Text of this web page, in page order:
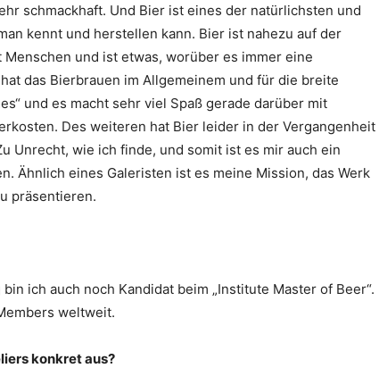
schmackhaft. Und Bier ist eines der natürlichsten und
kennt und herstellen kann. Bier ist nahezu auf der
und ist etwas, worüber es immer eine
das Bierbrauen im Allgemeinem und für die breite
und es macht sehr viel Spaß gerade darüber mit
Des weiteren hat Bier leider in der Vergangenheit
Unrecht, wie ich finde, und somit ist es mir auch ein
Ähnlich eines Galeristen ist es meine Mission, das Werk
präsentieren.
ich auch noch Kandidat beim „Institute Master of Beer“.
weltweit.
konkret aus?